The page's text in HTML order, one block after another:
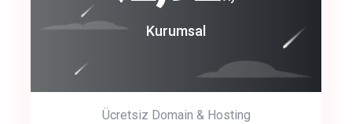
Get Started
Kurumsal
Ücretsiz Domain & Hosting
Coroprate